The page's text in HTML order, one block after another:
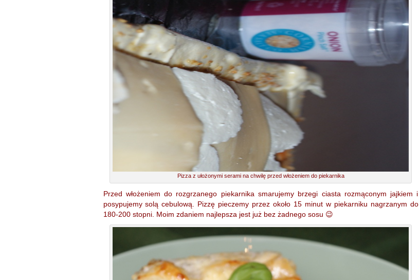
Pizza z ułożonymi serami na chwilę przed włożeniem do piekarnika
Przed włożeniem do rozgrzanego piekarnika smarujemy brzegi ciasta rozmąconym jajkiem i
posypujemy solą cebulową. Pizzę pieczemy przez około 15 minut w piekarniku nagrzanym do
180-200 stopni. Moim zdaniem najlepsza jest już bez żadnego sosu 😉